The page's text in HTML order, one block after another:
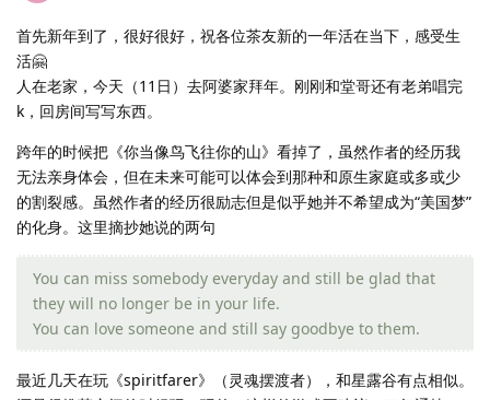
首先新年到了，很好很好，祝各位茶友新的一年活在当下，感受生
活🤗
人在老家，今天（11日）去阿婆家拜年。刚刚和堂哥还有老弟唱完
k，回房间写写东西。
跨年的时候把《你当像鸟飞往你的山》看掉了，虽然作者的经历我
无法亲身体会，但在未来可能可以体会到那种和原生家庭或多或少
的割裂感。虽然作者的经历很励志但是似乎她并不希望成为“美国梦”
的化身。这里摘抄她说的两句
You can miss somebody everyday and still be glad that
they will no longer be in your life.
You can love someone and still say goodbye to them.
最近几天在玩《spiritfarer》（灵魂摆渡者），和星露谷有点相似。